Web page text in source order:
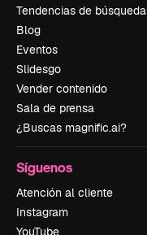
Tendencias de búsqueda
Blog
Eventos
Slidesgo
Vender contenido
Sala de prensa
¿Buscas magnific.ai?
Síguenos
Atención al cliente
Instagram
YouTube